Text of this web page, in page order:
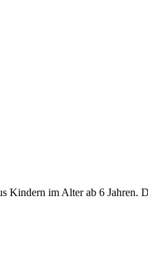
Kindern im Alter ab 6